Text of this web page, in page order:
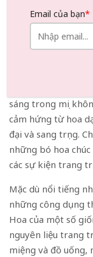
cảm giác chuyển
Chúng tạo nên
nhìn hướng lên
hoa tròn trịa hơn
sáng trong mọi
cảm hứng từ hoa
đại và sang trọng.
những bó hoa
các sự kiện trang
Mặc dù nổi tiếng
những công dụng
Hoa của một số
nguyên liệu trang
miệng và đồ uống,
Email của bạn*